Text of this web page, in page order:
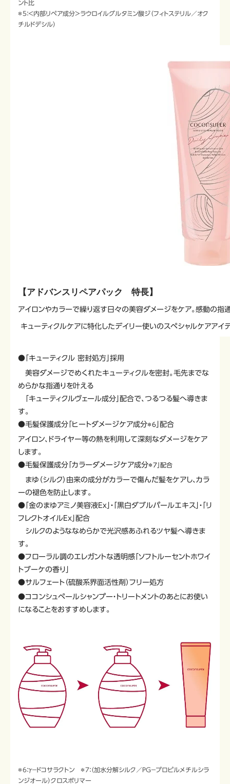
ント比
＊5：＜内部リペア成分＞ラウロイルグルタミン酸ジ（フィトステリル／オク
チルドデシル）
【アドバンスリペアパック 特長】
アイロンやカラーで繰り返す日々の美容ダメージをケア。感動の指
キューティクルケアに特化したデイリー使いのスペシャルケアアイ
●「キューティクル 密封処方」採用
美容ダメージでめくれたキューティクルを密封。毛先までな
めらかな指通りを叶える
「キューティクルヴェール成分」配合で、つるつる髪へ導きま
す。
●毛髪保護成分「ヒートダメージケア成分＊6 」配合
アイロン、ドライヤー等の熱を利用して深刻なダメージをケア
します。
●毛髪保護成分「カラーダメージケア成分＊7 」配合
まゆ（シルク）由来の成分がカラーで傷んだ髪をケアし、カラ
ーの褪色を防止します。
●「金のまゆアミノ美容液Ex」・「黒白ダブルパールエキス」・「リ
フレクトオイルEｘ」配合
シルクのようななめらかで光沢感あふれるツヤ髪へ導きま
す。
●フローラル調のエレガントな透明感「ソフトルーセントホワイ
トブーケの香り」
●サルフェート（硫酸系界面活性剤）フリー処方
●ココンシュペールシャンプー・トリートメントのあとにお使い
になることをおすすめします。
＊6：γ－ドコサラクトン ＊7：（加水分解シルク／PG－プロピルメチルシラ
ンジオール）クロスポリマー